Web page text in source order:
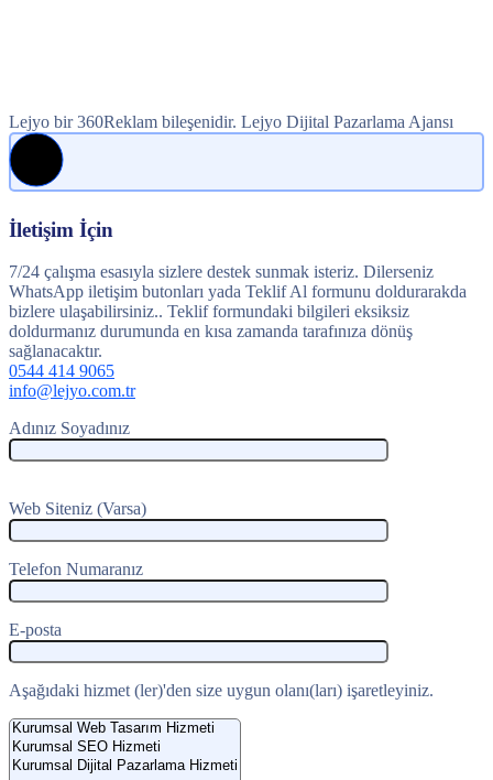
Lejyo bir 360Reklam bileşenidir. Lejyo Dijital Pazarlama Ajansı
İletişim İçin
7/24 çalışma esasıyla sizlere destek sunmak isteriz. Dilerseniz
WhatsApp iletişim butonları yada Teklif Al formunu doldurarakda
bizlere ulaşabilirsiniz.. Teklif formundaki bilgileri eksiksiz
doldurmanız durumunda en kısa zamanda tarafınıza dönüş
sağlanacaktır.
0544 414 9065
info@lejyo.com.tr
Adınız Soyadınız
Web Siteniz (Varsa)
Telefon Numaranız
E-posta
Aşağıdaki hizmet (ler)'den size uygun olanı(ları) işaretleyiniz.